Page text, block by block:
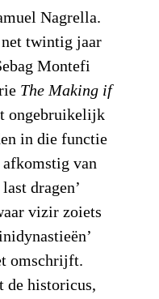
Nagrella.
twintig jaar
Montefi
The Making if
ongebruikelijk
in die functie
van
dragen’
vizir zoiets
omschrijft.
de historicus,